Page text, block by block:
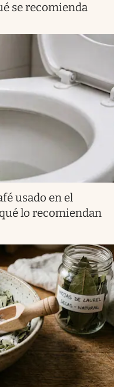
se recomienda
usado en el
lo recomiendan